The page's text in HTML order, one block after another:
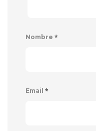
Nombre *
Email *